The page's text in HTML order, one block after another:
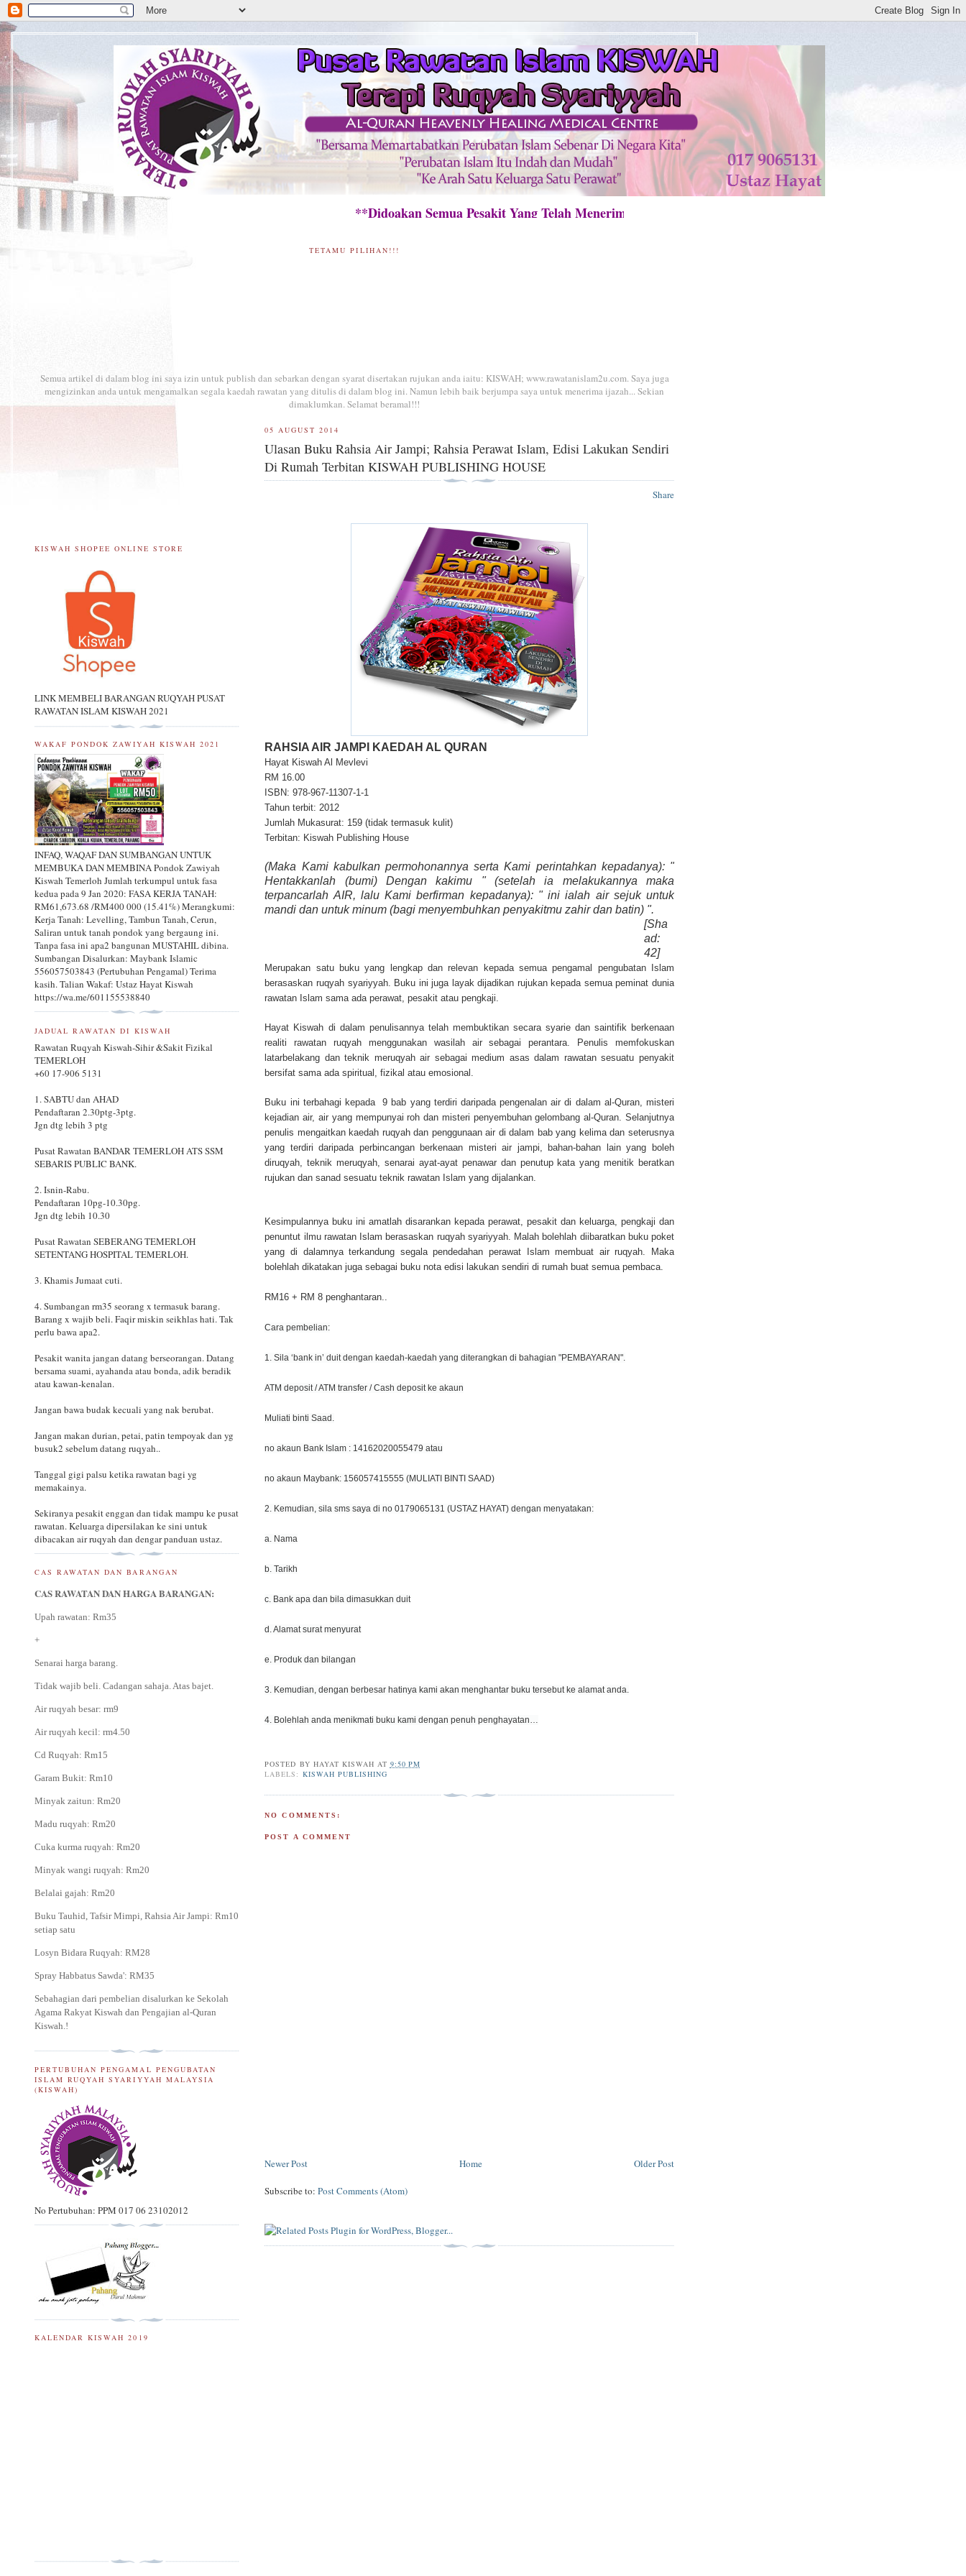
**Didoakan Semua Pesakit Yang Telah Menerima Rawatan di KISWAH DISEMBUHKAN ALLAH TAALA. AMIN**
TETAMU PILIHAN!!!
Semua artikel di dalam blog ini saya izin untuk publish dan sebarkan dengan syarat disertakan rujukan anda iaitu: KISWAH; www.rawatanislam2u.com. Saya juga
mengizinkan anda untuk mengamalkan segala kaedah rawatan yang ditulis di dalam blog ini. Namun lebih baik berjumpa saya untuk menerima ijazah... Sekian
dimaklumkan. Selamat beramal!!!
05 AUGUST 2014
Ulasan Buku Rahsia Air Jampi; Rahsia Perawat Islam, Edisi Lakukan Sendiri
Di Rumah Terbitan KISWAH PUBLISHING HOUSE
Share
RAHSIA AIR JAMPI KAEDAH AL QURAN
Hayat Kiswah Al Mevlevi
RM 16.00
ISBN: 978-967-11307-1-1
Tahun terbit: 2012
Jumlah Mukasurat: 159 (tidak termasuk kulit)
Terbitan: Kiswah Publishing House
(Maka Kami kabulkan permohonannya serta Kami perintahkan kepadanya): "
Hentakkanlah (bumi) Dengan kakimu " (setelah ia melakukannya maka
terpancarlah AIR, lalu Kami berfirman kepadanya): " ini ialah air sejuk untuk
mandi dan untuk minum (bagi menyembuhkan penyakitmu zahir dan batin) ".
[Sha
ad:
42]
Merupakan satu buku yang lengkap dan relevan kepada semua pengamal pengubatan Islam
berasaskan ruqyah syariyyah. Buku ini juga layak dijadikan rujukan kepada semua peminat dunia
rawatan Islam sama ada perawat, pesakit atau pengkaji.
Hayat Kiswah di dalam penulisannya telah membuktikan secara syarie dan saintifik berkenaan
realiti rawatan ruqyah menggunakan wasilah air sebagai perantara. Penulis memfokuskan
latarbelakang dan teknik meruqyah air sebagai medium asas dalam rawatan sesuatu penyakit
bersifat sama ada spiritual, fizikal atau emosional.
Buku ini terbahagi kepada 9 bab yang terdiri daripada pengenalan air di dalam al-Quran, misteri
kejadian air, air yang mempunyai roh dan misteri penyembuhan gelombang al-Quran. Selanjutnya
penulis mengaitkan kaedah ruqyah dan penggunaan air di dalam bab yang kelima dan seterusnya
yang terdiri daripada perbincangan berkenaan misteri air jampi, bahan-bahan lain yang boleh
diruqyah, teknik meruqyah, senarai ayat-ayat penawar dan penutup kata yang menitik beratkan
rujukan dan sanad sesuatu teknik rawatan Islam yang dijalankan.
Kesimpulannya buku ini amatlah disarankan kepada perawat, pesakit dan keluarga, pengkaji dan
penuntut ilmu rawatan Islam berasaskan ruqyah syariyyah. Malah bolehlah diibaratkan buku poket
yang di dalamnya terkandung segala pendedahan perawat Islam membuat air ruqyah. Maka
bolehlah dikatakan juga sebagai buku nota edisi lakukan sendiri di rumah buat semua pembaca.
RM16 + RM 8 penghantaran..
Cara pembelian:
1. Sila ‘bank in’ duit dengan kaedah-kaedah yang diterangkan di bahagian "PEMBAYARAN".
ATM deposit / ATM transfer / Cash deposit ke akaun
Muliati binti Saad.
no akaun Bank Islam : 14162020055479 atau
no akaun Maybank: 156057415555 (MULIATI BINTI SAAD)
2. Kemudian, sila sms saya di no 0179065131 (USTAZ HAYAT) dengan menyatakan:
a. Nama
b. Tarikh
c. Bank apa dan bila dimasukkan duit
d. Alamat surat menyurat
e. Produk dan bilangan
3. Kemudian, dengan berbesar hatinya kami akan menghantar buku tersebut ke alamat anda.
4. Bolehlah anda menikmati buku kami dengan penuh penghayatan…
POSTED BY HAYAT KISWAH AT 9:50 PM
LABELS: KISWAH PUBLISHING
NO COMMENTS:
POST A COMMENT
Newer Post Older Post
Home
Subscribe to:Post Comments (Atom)
KISWAH SHOPEE ONLINE STORE
LINK MEMBELI BARANGAN RUQYAH PUSAT
RAWATAN ISLAM KISWAH 2021
WAKAF PONDOK ZAWIYAH KISWAH 2021
INFAQ, WAQAF DAN SUMBANGAN UNTUK
MEMBUKA DAN MEMBINA Pondok Zawiyah
Kiswah Temerloh Jumlah terkumpul untuk fasa
kedua pada 9 Jan 2020: FASA KERJA TANAH:
RM61,673.68 /RM400 000 (15.41%) Merangkumi:
Kerja Tanah: Levelling, Tambun Tanah, Cerun,
Saliran untuk tanah pondok yang bergaung ini.
Tanpa fasa ini apa2 bangunan MUSTAHIL dibina.
Sumbangan Disalurkan: Maybank Islamic
556057503843 (Pertubuhan Pengamal) Terima
kasih. Talian Wakaf: Ustaz Hayat Kiswah
https://wa.me/601155538840
JADUAL RAWATAN DI KISWAH
Rawatan Ruqyah Kiswah-Sihir &Sakit Fizikal
TEMERLOH
+60 17-906 5131
1. SABTU dan AHAD
Pendaftaran 2.30ptg-3ptg.
Jgn dtg lebih 3 ptg
Pusat Rawatan BANDAR TEMERLOH ATS SSM
SEBARIS PUBLIC BANK.
2. Isnin-Rabu.
Pendaftaran 10pg-10.30pg.
Jgn dtg lebih 10.30
Pusat Rawatan SEBERANG TEMERLOH
SETENTANG HOSPITAL TEMERLOH.
3. Khamis Jumaat cuti.
4. Sumbangan rm35 seorang x termasuk barang.
Barang x wajib beli. Faqir miskin seikhlas hati. Tak
perlu bawa apa2.
Pesakit wanita jangan datang berseorangan. Datang
bersama suami, ayahanda atau bonda, adik beradik
atau kawan-kenalan.
Jangan bawa budak kecuali yang nak berubat.
Jangan makan durian, petai, patin tempoyak dan yg
busuk2 sebelum datang ruqyah..
Tanggal gigi palsu ketika rawatan bagi yg
memakainya.
Sekiranya pesakit enggan dan tidak mampu ke pusat
rawatan. Keluarga dipersilakan ke sini untuk
dibacakan air ruqyah dan dengar panduan ustaz.
CAS RAWATAN DAN BARANGAN
CAS RAWATAN DAN HARGA BARANGAN:
Upah rawatan: Rm35
+
Senarai harga barang.
Tidak wajib beli. Cadangan sahaja. Atas bajet.
Air ruqyah besar: rm9
Air ruqyah kecil: rm4.50
Cd Ruqyah: Rm15
Garam Bukit: Rm10
Minyak zaitun: Rm20
Madu ruqyah: Rm20
Cuka kurma ruqyah: Rm20
Minyak wangi ruqyah: Rm20
Belalai gajah: Rm20
Buku Tauhid, Tafsir Mimpi, Rahsia Air Jampi: Rm10
setiap satu
Losyn Bidara Ruqyah: RM28
Spray Habbatus Sawda': RM35
Sebahagian dari pembelian disalurkan ke Sekolah
Agama Rakyat Kiswah dan Pengajian al-Quran
Kiswah.!
PERTUBUHAN PENGAMAL PENGUBATAN
ISLAM RUQYAH SYARIYYAH MALAYSIA
(KISWAH)
No Pertubuhan: PPM 017 06 23102012
KALENDAR KISWAH 2019